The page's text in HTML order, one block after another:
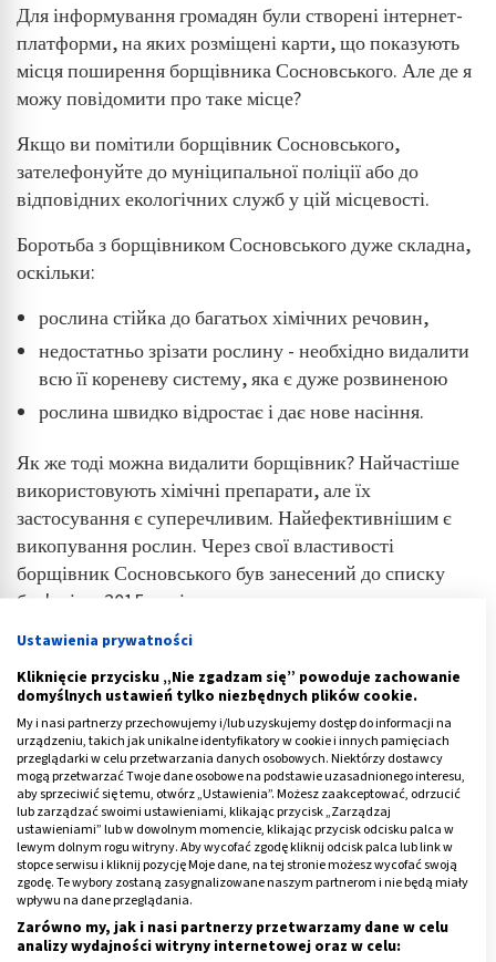
Для інформування громадян були створені інтернет-
платформи, на яких розміщені карти, що показують
місця поширення борщівника Сосновського. Але де я
можу повідомити про таке місце?
Якщо ви помітили борщівник Сосновського,
зателефонуйте до муніципальної поліції або до
відповідних екологічних служб у цій місцевості.
Боротьба з борщівником Сосновського дуже складна,
оскільки:
рослина стійка до багатьох хімічних речовин,
недостатньо зрізати рослину - необхідно видалити
всю її кореневу систему, яка є дуже розвиненою
рослина швидко відростає і дає нове насіння.
Як же тоді можна видалити борщівник? Найчастіше
використовують хімічні препарати, але їх
застосування є суперечливим. Найефективнішим є
викопування рослин. Через свої властивості
борщівник Сосновського був занесений до списку
бур'янів у 2015 році.
Видаленням на міських чи комунальних землях
займаються відповідні служби. Однак на приватних
ділянках власники повинні робити це самостійно.
Зверніть увагу, що він є дуже небезпечним і
необхідно вживати відповідних заходів безпеки.
Reklama
Ustawienia prywatności
Kliknięcie przycisku „Nie zgadzam się” powoduje zachowanie
domyślnych ustawień tylko niezbędnych plików cookie.
My i nasi partnerzy przechowujemy i/lub uzyskujemy dostęp do informacji na
urządzeniu, takich jak unikalne identyfikatory w cookie i innych pamięciach
przeglądarki w celu przetwarzania danych osobowych. Niektórzy dostawcy
mogą przetwarzać Twoje dane osobowe na podstawie uzasadnionego interesu,
aby sprzeciwić się temu, otwórz „Ustawienia”. Możesz zaakceptować, odrzucić
lub zarządzać swoimi ustawieniami, klikając przycisk „Zarządzaj
ustawieniami” lub w dowolnym momencie, klikając przycisk odcisku palca w
lewym dolnym rogu witryny. Aby wycofać zgodę kliknij odcisk palca lub link w
stopce serwisu i kliknij pozycję Moje dane, na tej stronie możesz wycofać swoją
zgodę. Te wybory zostaną zasygnalizowane naszym partnerom i nie będą miały
wpływu na dane przeglądania.
Zarówno my, jak i nasi partnerzy przetwarzamy dane w celu
analizy wydajności witryny internetowej oraz w celu: